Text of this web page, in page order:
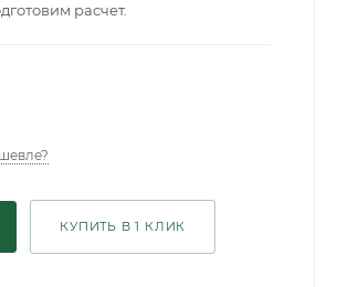
расчет.
КУПИТЬ В 1 КЛИК